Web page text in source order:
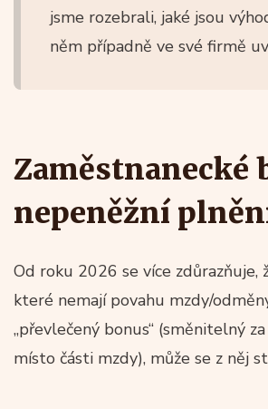
jsme rozebrali, jaké jsou
něm případně ve své firmě
Zaměstnanecké
nepeněžní
Od roku 2026 se více zdůrazňuje,
které nemají povahu mzdy/
„převlečený bonus“ (směnitelný
místo části mzdy), může se z něj